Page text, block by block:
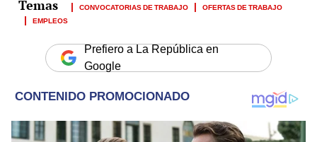
CONVOCATORIAS DE TRABAJO
OFERTAS DE TRABAJO
EMPLEOS
Prefiero a La República en
Google